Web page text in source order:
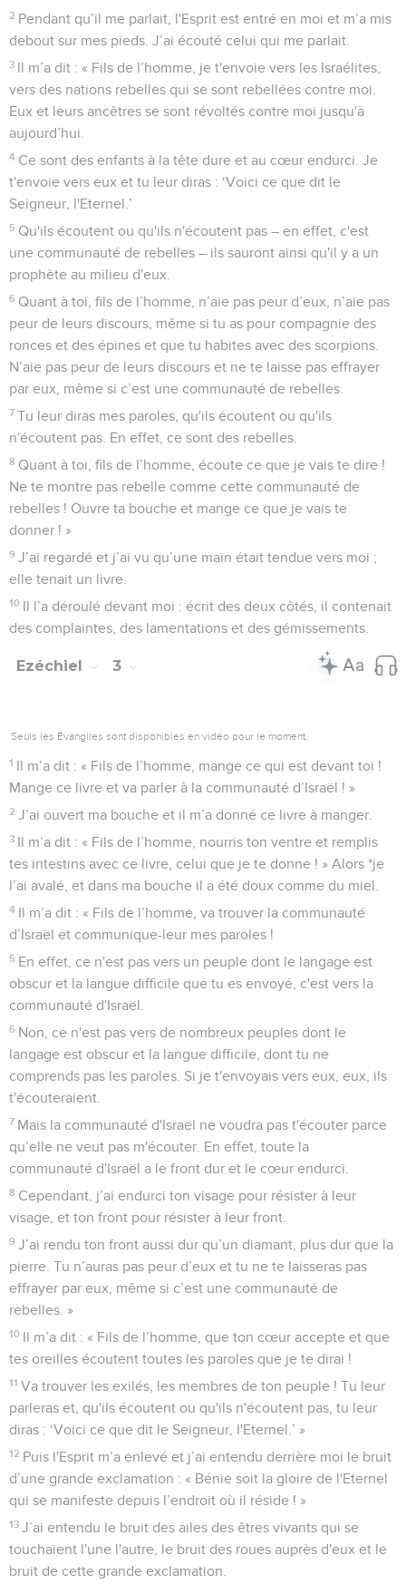
2 Pendant qu’il me parlait, l'Esprit est entré en moi et m’a mis
debout sur mes pieds. J’ai écouté celui qui me parlait.
3 Il m’a dit : « Fils de l’homme, je t'envoie vers les Israélites,
vers des nations rebelles qui se sont rebellées contre moi.
Eux et leurs ancêtres se sont révoltés contre moi jusqu'à
aujourd’hui.
4 Ce sont des enfants à la tête dure et au cœur endurci. Je
t'envoie vers eux et tu leur diras : ‘Voici ce que dit le
Seigneur, l'Eternel.’
5 Qu'ils écoutent ou qu'ils n'écoutent pas – en effet, c'est
une communauté de rebelles – ils sauront ainsi qu'il y a un
prophète au milieu d'eux.
6 Quant à toi, fils de l’homme, n’aie pas peur d’eux, n’aie pas
peur de leurs discours, même si tu as pour compagnie des
ronces et des épines et que tu habites avec des scorpions.
N’aie pas peur de leurs discours et ne te laisse pas effrayer
par eux, même si c’est une communauté de rebelles.
7 Tu leur diras mes paroles, qu'ils écoutent ou qu'ils
n'écoutent pas. En effet, ce sont des rebelles.
8 Quant à toi, fils de l’homme, écoute ce que je vais te dire !
Ne te montre pas rebelle comme cette communauté de
rebelles ! Ouvre ta bouche et mange ce que je vais te
donner ! »
9 J’ai regardé et j’ai vu qu’une main était tendue vers moi ;
elle tenait un livre.
10 Il l’a déroulé devant moi : écrit des deux côtés, il contenait
des complaintes, des lamentations et des gémissements.
Ezéchiel 3
Seuls les Évangiles sont disponibles en vidéo pour le moment.
1 Il m’a dit : « Fils de l’homme, mange ce qui est devant toi !
Mange ce livre et va parler à la communauté d’Israël ! »
2 J’ai ouvert ma bouche et il m’a donné ce livre à manger.
3 Il m’a dit : « Fils de l’homme, nourris ton ventre et remplis
tes intestins avec ce livre, celui que je te donne ! » Alors *je
l’ai avalé, et dans ma bouche il a été doux comme du miel.
4 Il m’a dit : « Fils de l’homme, va trouver la communauté
d’Israël et communique-leur mes paroles !
5 En effet, ce n'est pas vers un peuple dont le langage est
obscur et la langue difficile que tu es envoyé, c'est vers la
communauté d'Israël.
6 Non, ce n'est pas vers de nombreux peuples dont le
langage est obscur et la langue difficile, dont tu ne
comprends pas les paroles. Si je t'envoyais vers eux, eux, ils
t'écouteraient.
7 Mais la communauté d'Israël ne voudra pas t'écouter parce
qu’elle ne veut pas m'écouter. En effet, toute la
communauté d'Israël a le front dur et le cœur endurci.
8 Cependant, j’ai endurci ton visage pour résister à leur
visage, et ton front pour résister à leur front.
9 J’ai rendu ton front aussi dur qu’un diamant, plus dur que la
pierre. Tu n’auras pas peur d’eux et tu ne te laisseras pas
effrayer par eux, même si c’est une communauté de
rebelles. »
10 Il m’a dit : « Fils de l’homme, que ton cœur accepte et que
tes oreilles écoutent toutes les paroles que je te dirai !
11 Va trouver les exilés, les membres de ton peuple ! Tu leur
parleras et, qu'ils écoutent ou qu'ils n'écoutent pas, tu leur
diras : ‘Voici ce que dit le Seigneur, l'Eternel.’ »
12 Puis l'Esprit m’a enlevé et j’ai entendu derrière moi le bruit
d’une grande exclamation : « Bénie soit la gloire de l'Eternel
qui se manifeste depuis l’endroit où il réside ! »
13 J’ai entendu le bruit des ailes des êtres vivants qui se
touchaient l'une l'autre, le bruit des roues auprès d'eux et le
bruit de cette grande exclamation.